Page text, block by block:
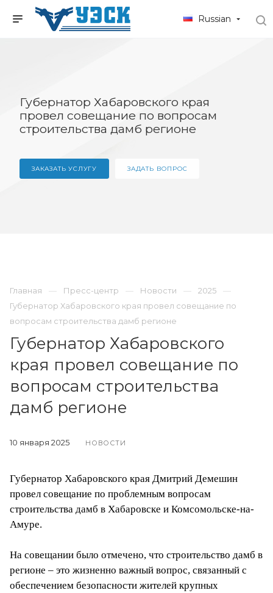
Russian
Губернатор Хабаровского края
провел совещание по вопросам
строительства дамб регионе
ЗАКАЗАТЬ УСЛУГУ ЗАДАТЬ ВОПРОС
Главная Пресс-центр Новости
2025
Губернатор Хабаровского края провел совещание по
вопросам строительства дамб регионе
Губернатор Хабаровского
края провел совещание по
вопросам строительства
дамб регионе
10 января 2025 НОВОСТИ
Губернатор Хабаровского края Дмитрий Демешин
провел совещание по проблемным вопросам
строительства дамб в Хабаровске и Комсомольске-на-
Амуре.
На совещании было отмечено, что строительство дамб в
регионе – это жизненно важный вопрос, связанный с
обеспечением безопасности жителей крупных